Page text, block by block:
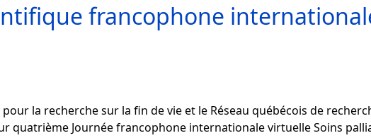
francophone
la recherche sur la fin de vie et le Réseau québécois de
quatrième Journée francophone internationale virtuelle Soins